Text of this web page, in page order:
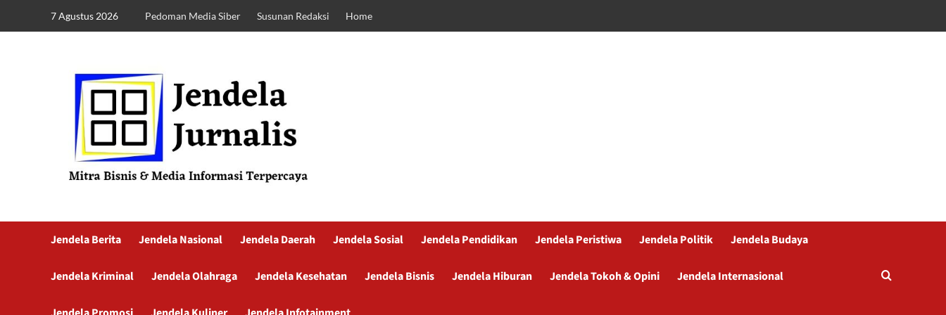
7 Agustus 2026 Pedoman Media Siber Susunan Redaksi Home
Jendela Berita Jendela Nasional Jendela Daerah Jendela Sosial Jendela Pendidikan Jendela Peristiwa Jendela Politik Jendela Budaya
Jendela Kriminal Jendela Olahraga Jendela Kesehatan Jendela Bisnis Jendela Hiburan Jendela Tokoh & Opini Jendela Internasional